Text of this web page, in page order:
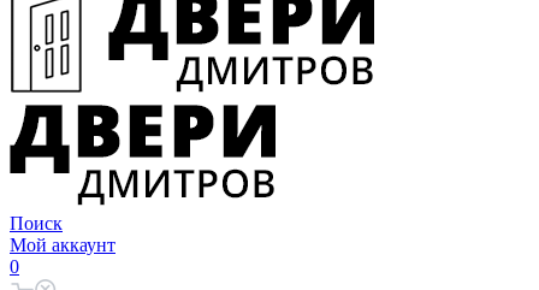
Поиск
Мой аккаунт
0